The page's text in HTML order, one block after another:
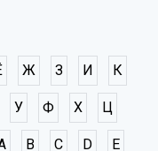
Ж З И К
У Ф Х Ц
B C D E